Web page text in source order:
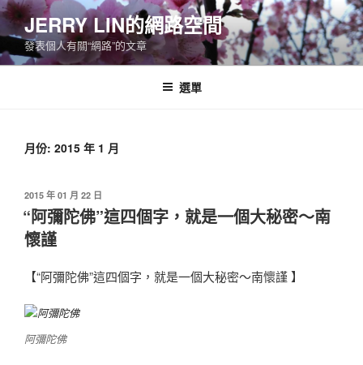
跳
至
主
要
JERRY LIN的網路空間
發表個人有關“網路”的文章
選單
月份: 2015 年 1 月
發
佈
於
2015 年 01 月 22 日
“阿彌陀佛”這四個字，就是一個大秘密～南
懷謹
【“阿彌陀佛”這四個字，就是一個大秘密～南懷謹 】
阿彌陀佛